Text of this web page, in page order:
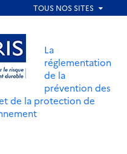
au menu
La
réglementation
de la
prévention des
de la protection de